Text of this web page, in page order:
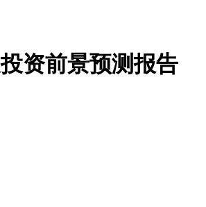
资前景预测报告